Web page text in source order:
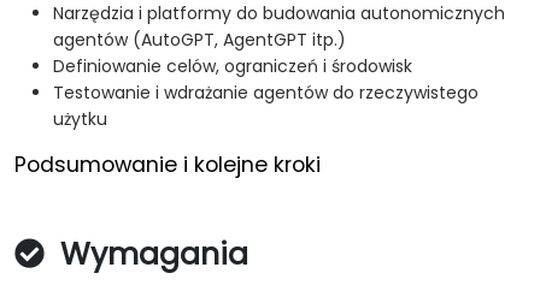
Narzędzia i platformy do budowania autonomicznych
agentów (AutoGPT, AgentGPT itp.)
Definiowanie celów, ograniczeń i środowisk
Testowanie i wdrażanie agentów do rzeczywistego
użytku
Podsumowanie i kolejne kroki
Wymagania